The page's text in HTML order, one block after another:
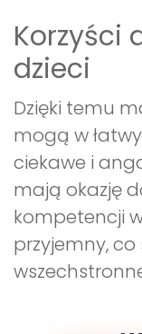
Korzyści
dzieci
Dzięki temu
mogą w
ciekawe i
mają okazję
kompetencji
przyjemny, co